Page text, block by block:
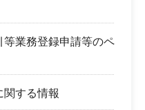
等業務登録申請等のペ
関する情報